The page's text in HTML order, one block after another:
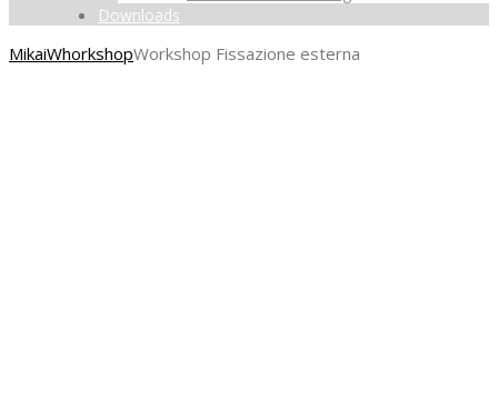
Downloads
MikaiWhorkshopWorkshop Fissazione esterna